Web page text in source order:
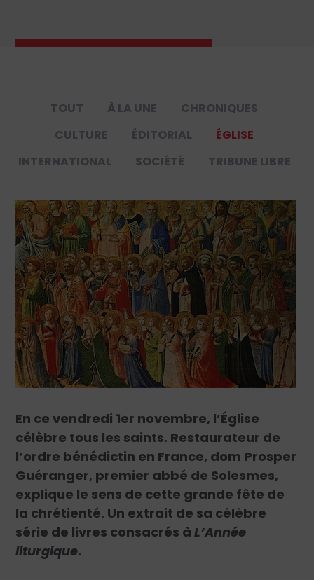
TOUT À LA UNE
CHRONIQUES
CULTURE
ÉDITORIAL
ÉGLISE
INTERNATIONAL
SOCIÉTÉ TRIBUNE LIBRE
En ce vendredi 1er novembre, l’Église
célèbre tous les saints. Restaurateur de
l’ordre bénédictin en France, dom Prosper
Guéranger, premier abbé de Solesmes,
explique le sens de cette grande fête de
la chrétienté. Un extrait de sa célèbre
série de livres consacrés àL’Année
liturgique.